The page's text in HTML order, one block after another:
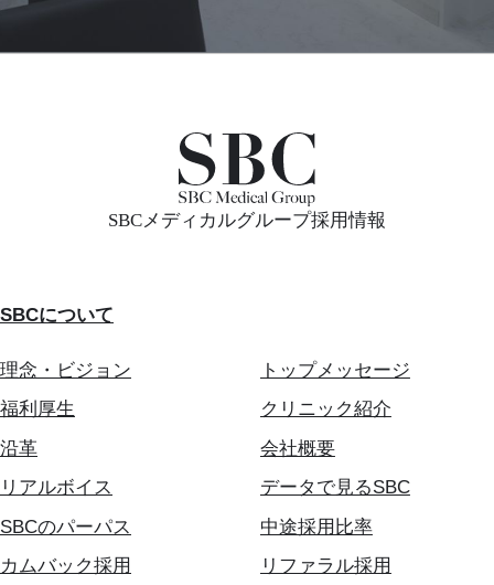
SBCメディカルグループ採用情報
SBCについて
理念・ビジョン
トップメッセージ
福利厚生
クリニック紹介
沿革
会社概要
リアルボイス
データで見るSBC
SBCのパーパス
中途採用比率
カムバック採用
リファラル採用